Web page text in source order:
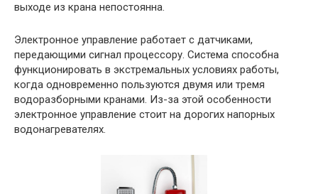
выходе из крана непостоянна.
Электронное управление работает с датчиками,
передающими сигнал процессору. Система способна
функционировать в экстремальных условиях работы,
когда одновременно пользуются двумя или тремя
водоразборными кранами. Из-за этой особенности
электронное управление стоит на дорогих напорных
водонагревателях.